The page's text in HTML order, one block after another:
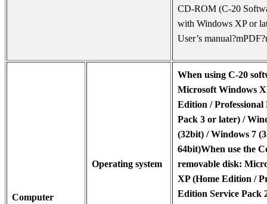
CD-ROM (C-20
with Windows XP or
User’s
Computer
Operating system
When using C-20
Microsoft Windows
Edition / Professional
Pack 3 or later) /
(32bit) / Windows 7
64bit)When use the
removable disk:
XP (Home Edition /
Edition Service Pack